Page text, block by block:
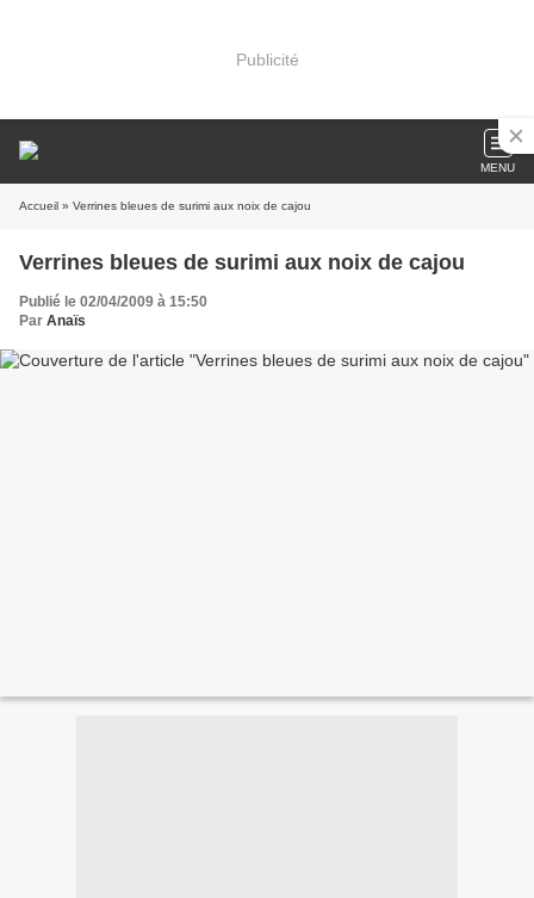
Publicité
MENU
Accueil » Verrines bleues de surimi aux noix de cajou
Verrines bleues de surimi aux noix de cajou
Publié le 02/04/2009 à 15:50
Par Anaïs